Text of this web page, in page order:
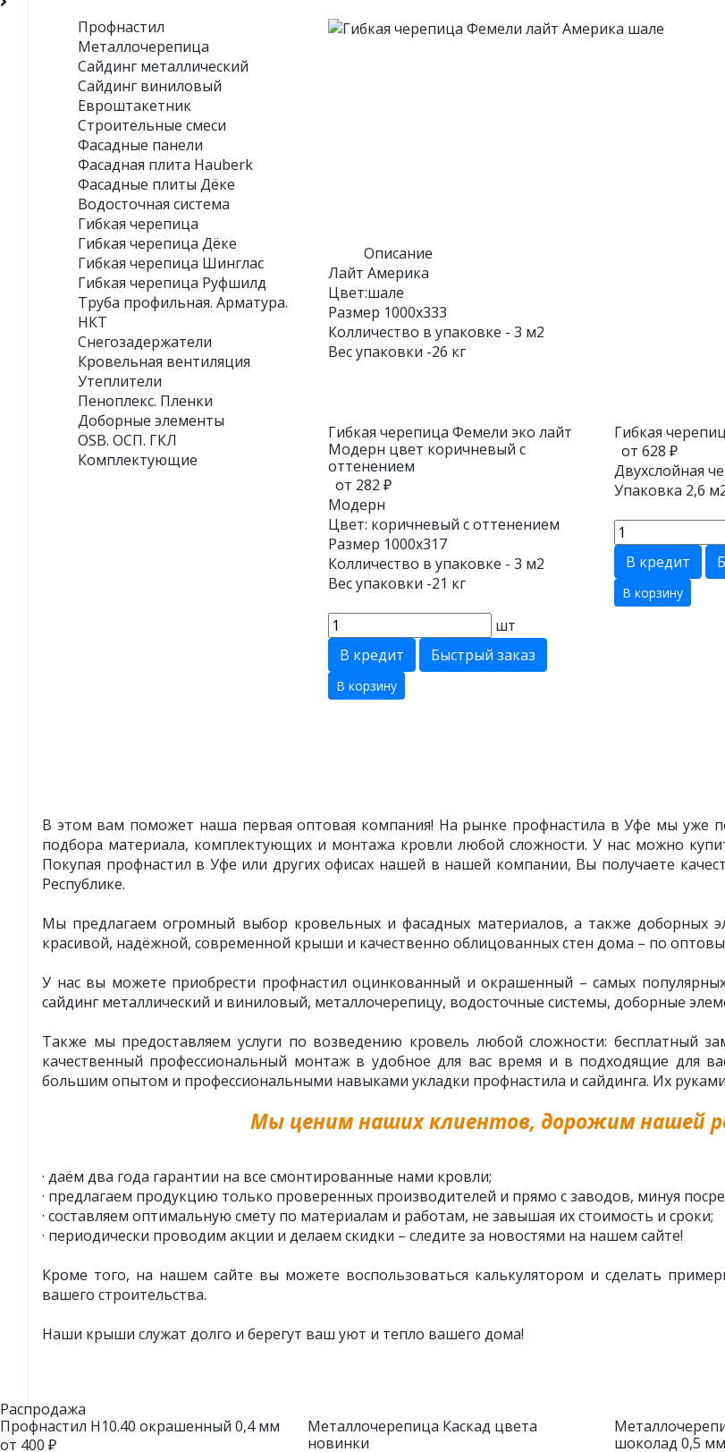
Профнастил
Металлочерепица
Сайдинг металлический
Сайдинг виниловый
Евроштакетник
Строительные смеси
Фасадные панели
Фасадная плита Hauberk
Фасадные плиты Дёке
Водосточная система
Гибкая черепица
Гибкая черепица Дёке
Гибкая черепица Шинглас
Гибкая черепица Руфшилд
Труба профильная. Арматура.
НКТ
Снегозадержатели
Кровельная вентиляция
Утеплители
Пеноплекс. Пленки
Доборные элементы
OSB. ОСП. ГКЛ
Комплектующие
Описание
Лайт Америка
Цвет:шале
Размер 1000х333
Колличество в упаковке - 3 м2
Вес упаковки -26 кг
Гибкая черепица Фемели эко лайт
Модерн цвет коричневый с
оттенением
от 282 ₽
Модерн
Цвет: коричневый с оттенением
Размер 1000х317
Колличество в упаковке - 3 м2
Вес упаковки -21 кг
шт
В кредит
Быстрый заказ
В корзину
Гибкая
от 628 ₽
Двухслойная
Упаковка 2,6
В кредит
В корзину
В этом вам поможет наша первая оптовая компания! На рынке профнастила в Уфе мы уже
подбора материала, комплектующих и монтажа кровли любой сложности. У нас можно
Покупая профнастил в Уфе или других офисах нашей в нашей компании, Вы получаете
Республике.
Мы предлагаем огромный выбор кровельных и фасадных материалов, а также доборных
красивой, надёжной, современной крыши и качественно облицованных стен дома – по
У нас вы можете приобрести профнастил оцинкованный и окрашенный – самых
сайдинг металлический и виниловый, металлочерепицу, водосточные системы, доборные
Также мы предоставляем услуги по возведению кровель любой сложности: бесплатный
качественный профессиональный монтаж в удобное для вас время и в подходящие для
большим опытом и профессиональными навыками укладки профнастила и сайдинга. Их
Мы ценим наших клиентов, дорожим нашей
· даём два года гарантии на все смонтированные нами кровли;
· предлагаем продукцию только проверенных производителей и прямо с заводов, минуя
· составляем оптимальную смету по материалам и работам, не завышая их стоимость и сроки;
· периодически проводим акции и делаем скидки – следите за новостями на нашем сайте!
Кроме того, на нашем сайте вы можете воспользоваться калькулятором и сделать
вашего строительства.
Наши крыши служат долго и берегут ваш уют и тепло вашего дома!
Распродажа
Профнастил Н10.40 окрашенный 0,4 мм
от 400 ₽
Металлочерепица Каскад цвета
новинки
шоколад 0,5 мм